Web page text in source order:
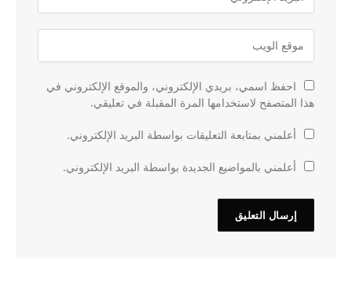
احفظ اسمي، بريدي الإلكتروني، والموقع الإلكتروني في
هذا المتصفح لاستخدامها المرة المقبلة في تعليقي.
أعلمني بمتابعة التعليقات بواسطة البريد الإلكتروني.
أعلمني بالمواضيع الجديدة بواسطة البريد الإلكتروني.